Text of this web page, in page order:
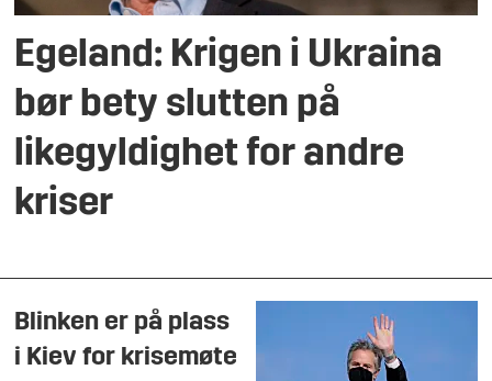
Egeland: Krigen i Ukraina
bør bety slutten på
likegyldighet for andre
kriser
Blinken er på plass
i Kiev for krisemøte